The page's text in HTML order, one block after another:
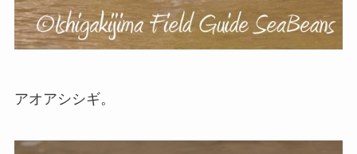
アオアシシギ。